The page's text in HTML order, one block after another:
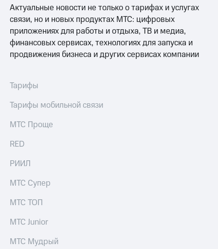
Актуальные новости не только о тарифах и услугах
связи, но и новых продуктах МТС: цифровых
приложениях для работы и отдыха, ТВ и медиа,
финансовых сервисах, технологиях для запуска и
продвижения бизнеса и других сервисах компании
Тарифы
Тарифы мобильной связи
МТС Проще
RED
РИИЛ
МТС Супер
МТС ТОП
МТС Junior
МТС Мудрый